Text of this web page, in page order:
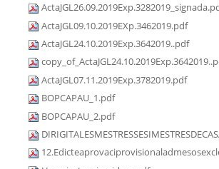
ActaJGL09.10.2019EXp.3462019.pdf
ActaJGL24.10.2019Exp.3642019..pdf
ActaJGL07.11.2019Exp.3782019.pdf
BOPCAPAU_1.pdf
BOPCAPAU_2.pdf